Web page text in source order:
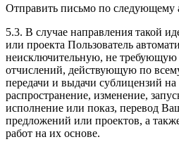
Отправить письмо по следующему
5.3. В случае направления такой
или проекта Пользователь
неисключительную, не
отчислений, действующую по
передачи и выдачи сублицензий
распространение, изменение,
исполнение или показ, перевод
предложений или проектов, а
работ на их основе.